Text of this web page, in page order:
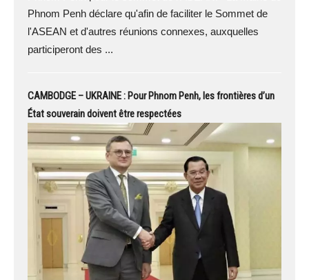
Phnom Penh déclare qu'afin de faciliter le Sommet de
l'ASEAN et d'autres réunions connexes, auxquelles
participeront des ...
CAMBODGE – UKRAINE : Pour Phnom Penh, les frontières d’un
État souverain doivent être respectées